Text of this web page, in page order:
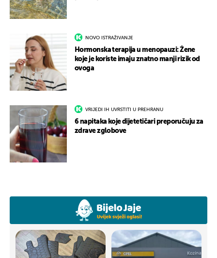
NOVO ISTRAŽIVANJE
Hormonska terapija u menopauzi: Žene
koje je koriste imaju znatno manji rizik od
ovoga
VRIJEDI IH UVRSTITI U PREHRANU
6 napitaka koje dijetetičari preporučuju za
zdrave zglobove